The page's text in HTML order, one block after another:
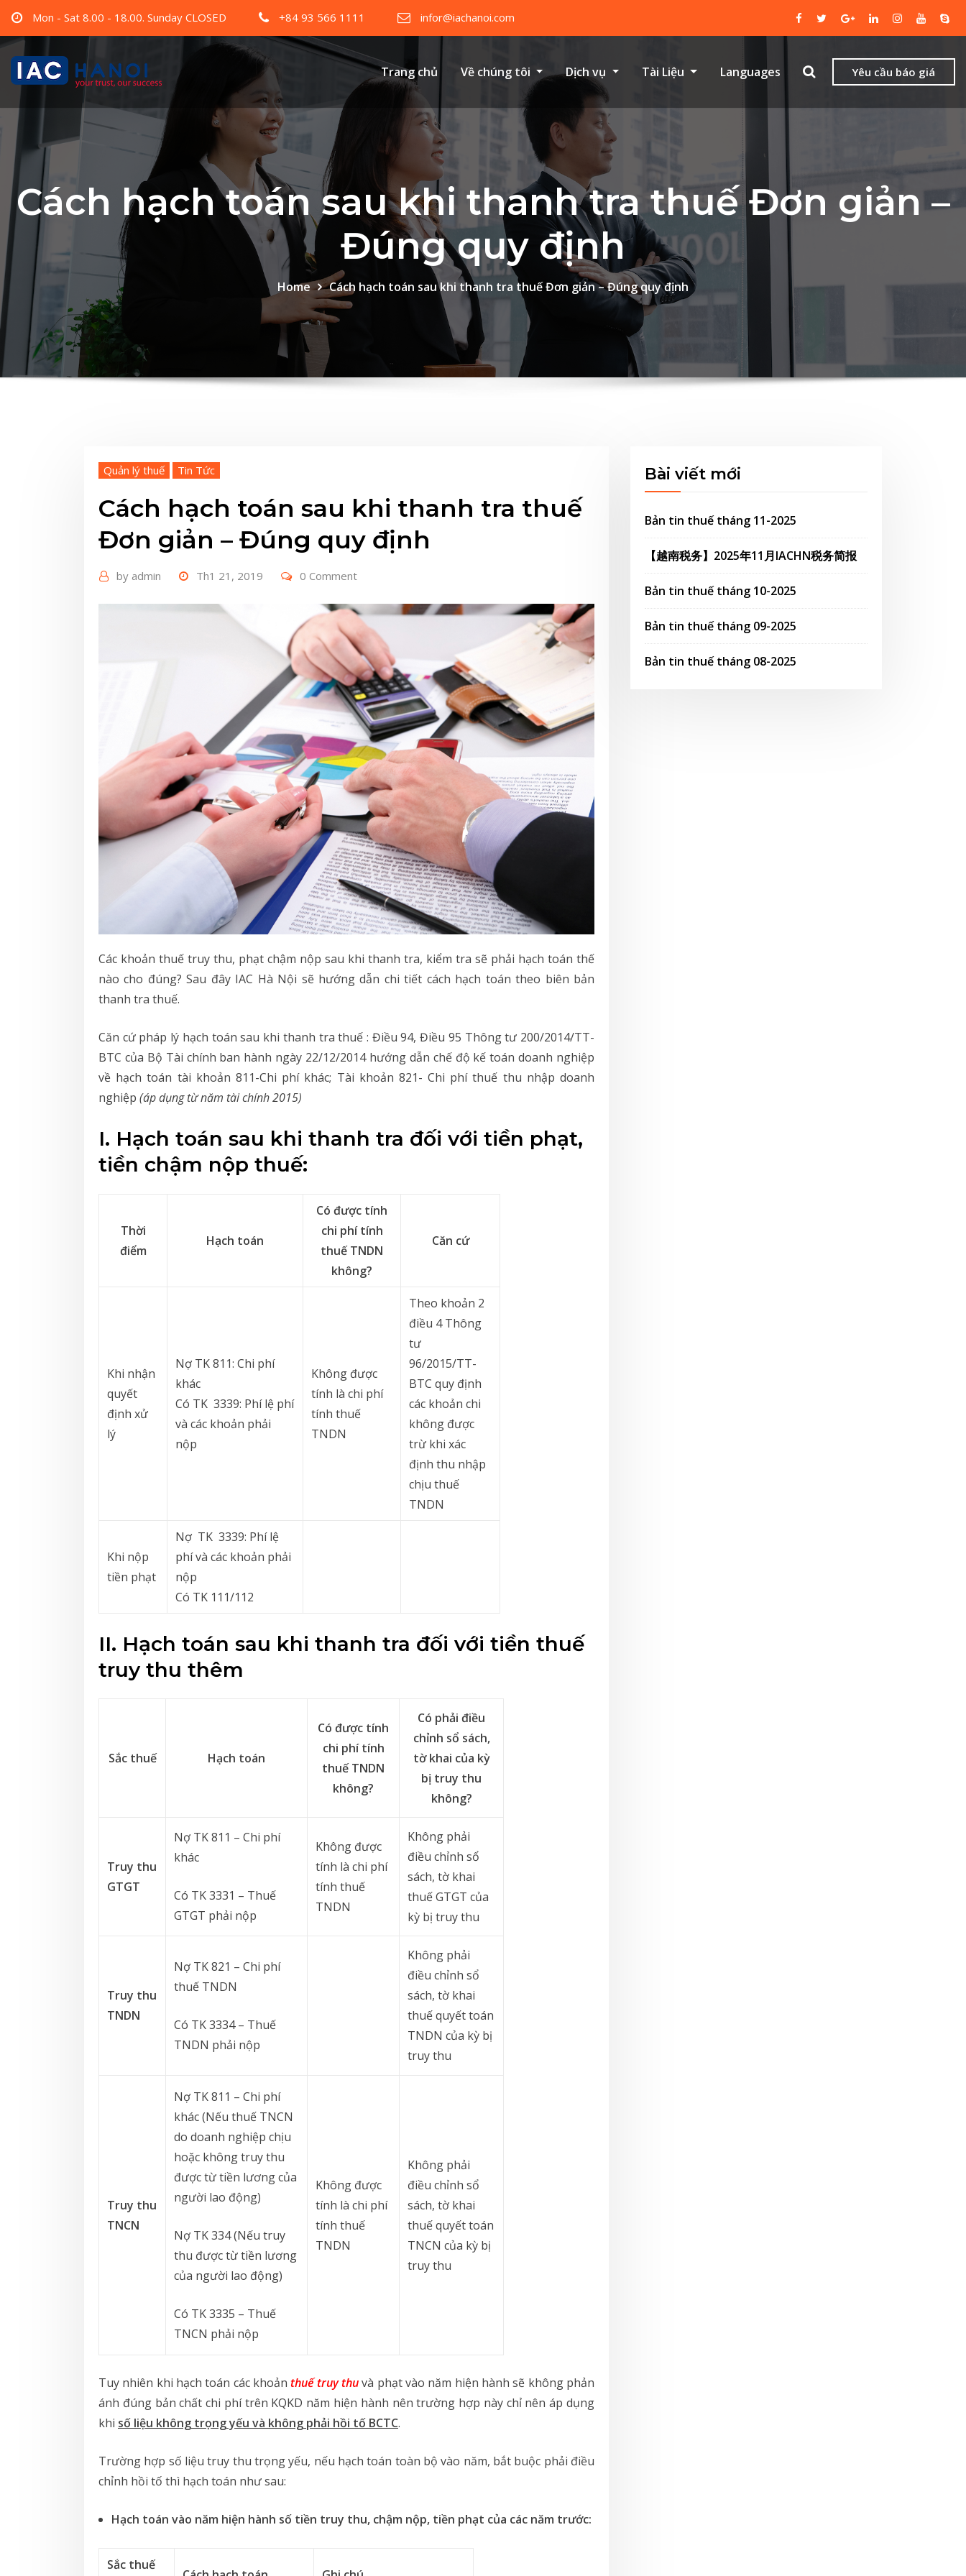
Mon - Sat 8.00 - 18.00. Sunday CLOSED +84 93 566 1111 infor@iachanoi.com
Trang chủ Về chúng tôi Dịch vụ Tài Liệu Languages Yêu cầu báo giá
Cách hạch toán sau khi thanh tra thuế Đơn giản –
Đúng quy định
Home Cách hạch toán sau khi thanh tra thuế Đơn giản – Đúng quy định
Quản lý thuế Tin Tức
Cách hạch toán sau khi thanh tra thuế
Đơn giản – Đúng quy định
by admin Th1 21, 2019 0 Comment
Các khoản thuế truy thu, phạt chậm nộp sau khi thanh tra, kiểm tra sẽ phải hạch toán thế
nào cho đúng? Sau đây IAC Hà Nội sẽ hướng dẫn chi tiết cách hạch toán theo biên bản
thanh tra thuế.
Căn cứ pháp lý hạch toán sau khi thanh tra thuế : Điều 94, Điều 95 Thông tư 200/2014/TT-
BTC của Bộ Tài chính ban hành ngày 22/12/2014 hướng dẫn chế độ kế toán doanh nghiệp
về hạch toán tài khoản 811-Chi phí khác; Tài khoản 821- Chi phí thuế thu nhập doanh
nghiệp (áp dụng từ năm tài chính 2015)
I. Hạch toán sau khi thanh tra đối với tiền phạt,
tiền chậm nộp thuế:
Thời
điểm
Hạch toán
Có được tính
chi phí tính
thuế TNDN
không?
Căn cứ
Khi nhận
quyết
định xử
lý
Nợ TK 811: Chi phí
khác
Có TK 3339: Phí lệ phí
và các khoản phải
nộp
Không được
tính là chi phí
tính thuế
TNDN
Theo khoản 2
điều 4 Thông
tư
96/2015/TT-
BTC quy định
các khoản chi
không được
trừ khi xác
định thu nhập
chịu thuế
TNDN
Khi nộp
tiền phạt
Nợ TK 3339: Phí lệ
phí và các khoản phải
nộp
Có TK 111/112
II. Hạch toán sau khi thanh tra đối với tiền thuế
truy thu thêm
Sắc thuế Hạch toán
Có được tính
chi phí tính
thuế TNDN
không?
Có phải điều
chỉnh sổ sách,
tờ khai của kỳ
bị truy thu
không?
Truy thu
GTGT
Nợ TK 811 – Chi phí
khác
Có TK 3331 – Thuế
GTGT phải nộp
Không được
tính là chi phí
tính thuế
TNDN
Không phải
điều chỉnh sổ
sách, tờ khai
thuế GTGT của
kỳ bị truy thu
Truy thu
TNDN
Nợ TK 821 – Chi phí
thuế TNDN
Có TK 3334 – Thuế
TNDN phải nộp
Không phải
điều chỉnh sổ
sách, tờ khai
thuế quyết toán
TNDN của kỳ bị
truy thu
Truy thu
TNCN
Nợ TK 811 – Chi phí
khác (Nếu thuế TNCN
do doanh nghiệp chịu
hoặc không truy thu
được từ tiền lương của
người lao động)
Nợ TK 334 (Nếu truy
thu được từ tiền lương
của người lao động)
Có TK 3335 – Thuế
TNCN phải nộp
Không được
tính là chi phí
tính thuế
TNDN
Không phải
điều chỉnh sổ
sách, tờ khai
thuế quyết toán
TNCN của kỳ bị
truy thu
Tuy nhiên khi hạch toán các khoảnthuế truy thuvà phạt vào năm hiện hành sẽ không phản
ánh đúng bản chất chi phí trên KQKD năm hiện hành nên trường hợp này chỉ nên áp dụng
khi số liệu không trọng yếu và không phải hồi tố BCTC.
Trường hợp số liệu truy thu trọng yếu, nếu hạch toán toàn bộ vào năm, bắt buộc phải điều
chỉnh hồi tố thì hạch toán như sau:
Hạch toán vào năm hiện hành số tiền truy thu, chậm nộp, tiền phạt của các năm trước:
Sắc thuế
Bài viết mới
Bản tin thuế tháng 11-2025
【越南税务】2025年11月IACHN税务简报
Bản tin thuế tháng 10-2025
Bản tin thuế tháng 09-2025
Bản tin thuế tháng 08-2025